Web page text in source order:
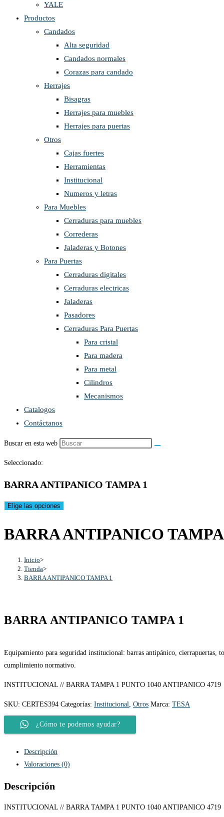
YALE
Productos
Candados
Alta seguridad
Candados normales
Corazas para candado
Herrajes
Bisagras
Herrajes para muebles
Herrajes para puertas
Otros
Cajas fuertes
Herramientas
Institucional
Numeros y letras
Para Muebles
Cerraduras para muebles
Correderas
Jaladeras y Botones
Para Puertas
Cerraduras digitales
Cerraduras electricas
Jaladeras
Pasadores
Cerraduras Para Puertas
Para cristal
Para madera
Para metal
Cilindros
Mecanismos
Catalogos
Contáctanos
Buscar en esta web
Seleccionado:
BARRA ANTIPANICO TAMPA 1
Elige las opciones
BARRA ANTIPANICO
Inicio>
Tienda>
BARRA ANTIPANICO TAMPA 1
BARRA ANTIPANICO TAMPA 1
Equipamiento para seguridad institucional: barras antipánico, cierrapuertas,
cumplimiento normativo.
INSTITUCIONAL // BARRA TAMPA 1 PUNTO 1040 ANTIPANICO 4719
SKU: CERTES394 Categorías: Institucional Otros Marca: TESA
¿Cómo te podemos ayudar?
Descripción
Valoraciones (0)
Descripción
INSTITUCIONAL // BARRA TAMPA 1 PUNTO 1040 ANTIPANICO 4719